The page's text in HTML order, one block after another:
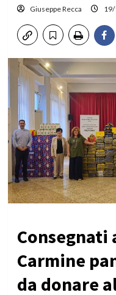
Giuseppe Recca
Consegnati
Carmine
da donare